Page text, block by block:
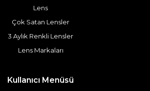
Lens
Çok Satan Lensler
3 Aylık Renkli Lensler
Lens Markaları
Kullanıcı Menüsü